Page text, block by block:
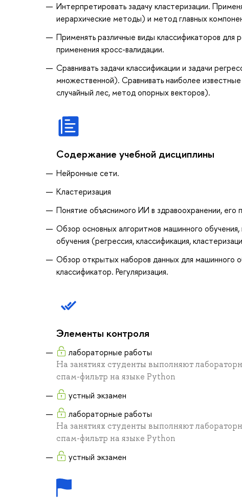
Интерпретировать задачу кластеризации.
иерархические методы) и метод главных
Применять различные виды классификаторов для
применения кросс-валидации.
Сравнивать задачи классификации и задачи
множественной). Сравнивать наиболее
случайный лес, метод опорных векторов).
Содержание учебной дисциплины
Нейронные сети.
Кластеризация
Понятие объяснимого ИИ в здравоохранении, его
Обзор основных алгоритмов машинного
обучения (регрессия, классификация,
Обзор открытых наборов данных для машинного
классификатор. Регуляризация.
Элементы контроля
лабораторные работы
На занятиях студенты выполняют
спам-фильтр на языке Python
устный экзамен
лабораторные работы
На занятиях студенты выполняют
спам-фильтр на языке Python
устный экзамен